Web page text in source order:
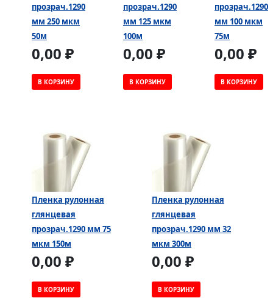
прозрач.1290
мм 250 мкм
50м
0,00 ₽
В КОРЗИНУ
прозрач.1290
мм 125 мкм
100м
0,00 ₽
В КОРЗИНУ
прозрач.1290
мм 100 мкм
75м
0,00 ₽
В КОРЗИНУ
Пленка рулонная
глянцевая
прозрач.1290 мм 75
мкм 150м
0,00 ₽
В КОРЗИНУ
Пленка рулонная
глянцевая
прозрач.1290 мм 32
мкм 300м
0,00 ₽
В КОРЗИНУ